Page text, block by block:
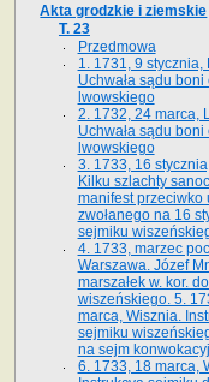
Akta grodzkie i ziemskie
T. 23
Przedmowa
1. 1731, 9 stycznia,
Uchwała sądu boni
lwowskiego
2. 1732, 24 marca,
Uchwała sądu boni
lwowskiego
3. 1733, 16
Kilku szlachty
manifest przeciwko
zwołanego na 16
sejmiku
4. 1733, marzec
Warszawa. Józef
marszałek w. kor.
wiszeńskiego. 5.
marca, Wisznia.
sejmiku
na sejm
6. 1733, 18 marca,